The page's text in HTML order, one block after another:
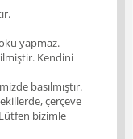
yapmaz.
Kendini
basılmıştır.
çerçeve
bizimle